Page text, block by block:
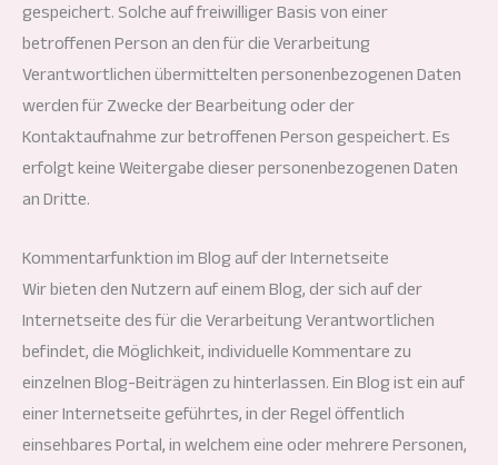
gespeichert. Solche auf freiwilliger Basis von einer
betroffenen Person an den für die Verarbeitung
Verantwortlichen übermittelten personenbezogenen Daten
werden für Zwecke der Bearbeitung oder der
Kontaktaufnahme zur betroffenen Person gespeichert. Es
erfolgt keine Weitergabe dieser personenbezogenen Daten
an Dritte.
Kommentarfunktion im Blog auf der Internetseite
Wir bieten den Nutzern auf einem Blog, der sich auf der
Internetseite des für die Verarbeitung Verantwortlichen
befindet, die Möglichkeit, individuelle Kommentare zu
einzelnen Blog-Beiträgen zu hinterlassen. Ein Blog ist ein auf
einer Internetseite geführtes, in der Regel öffentlich
einsehbares Portal, in welchem eine oder mehrere Personen,